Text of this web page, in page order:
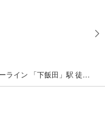
横浜市営地下鉄ブルーライン 「下飯田」駅 徒歩25分